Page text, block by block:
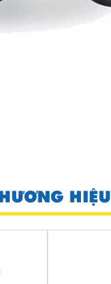
HIỆU